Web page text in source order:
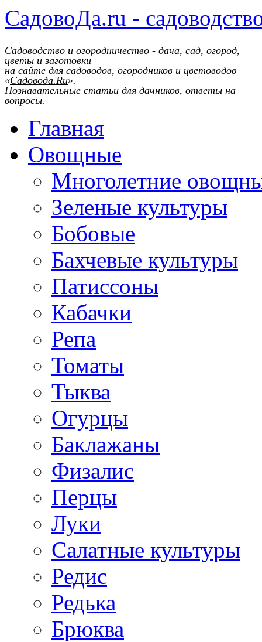
СадовоДа.ru -
Садоводство и огородничество - дача, сад, огород,
цветы и заготовки
на сайте для садоводов, огородников и цветоводов
«Садовода.Ru».
Познавательные статьи для дачников, ответы на
вопросы.
Главная
Овощные
Многолетние
Зеленые культуры
Бобовые
Бахчевые культуры
Патиссоны
Кабачки
Репа
Томаты
Тыква
Огурцы
Баклажаны
Физалис
Перцы
Луки
Салатные культуры
Редис
Редька
Брюква